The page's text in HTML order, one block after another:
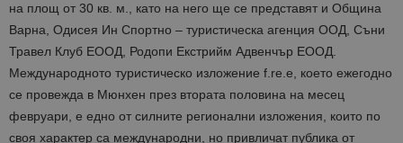
на площ от 30 кв. м., като на него ще се представят и Община
Варна, Одисея Ин Спортно – туристическа агенция ООД, Съни
Травел Клуб ЕООД, Родопи Екстрийм Адвенчър ЕООД.
Международното туристическо изложение f.re.e, което ежегодно
се провежда в Мюнхен през втората половина на месец
февруари, е едно от силните регионални изложения, които по
своя характер са международни, но привличат публика от